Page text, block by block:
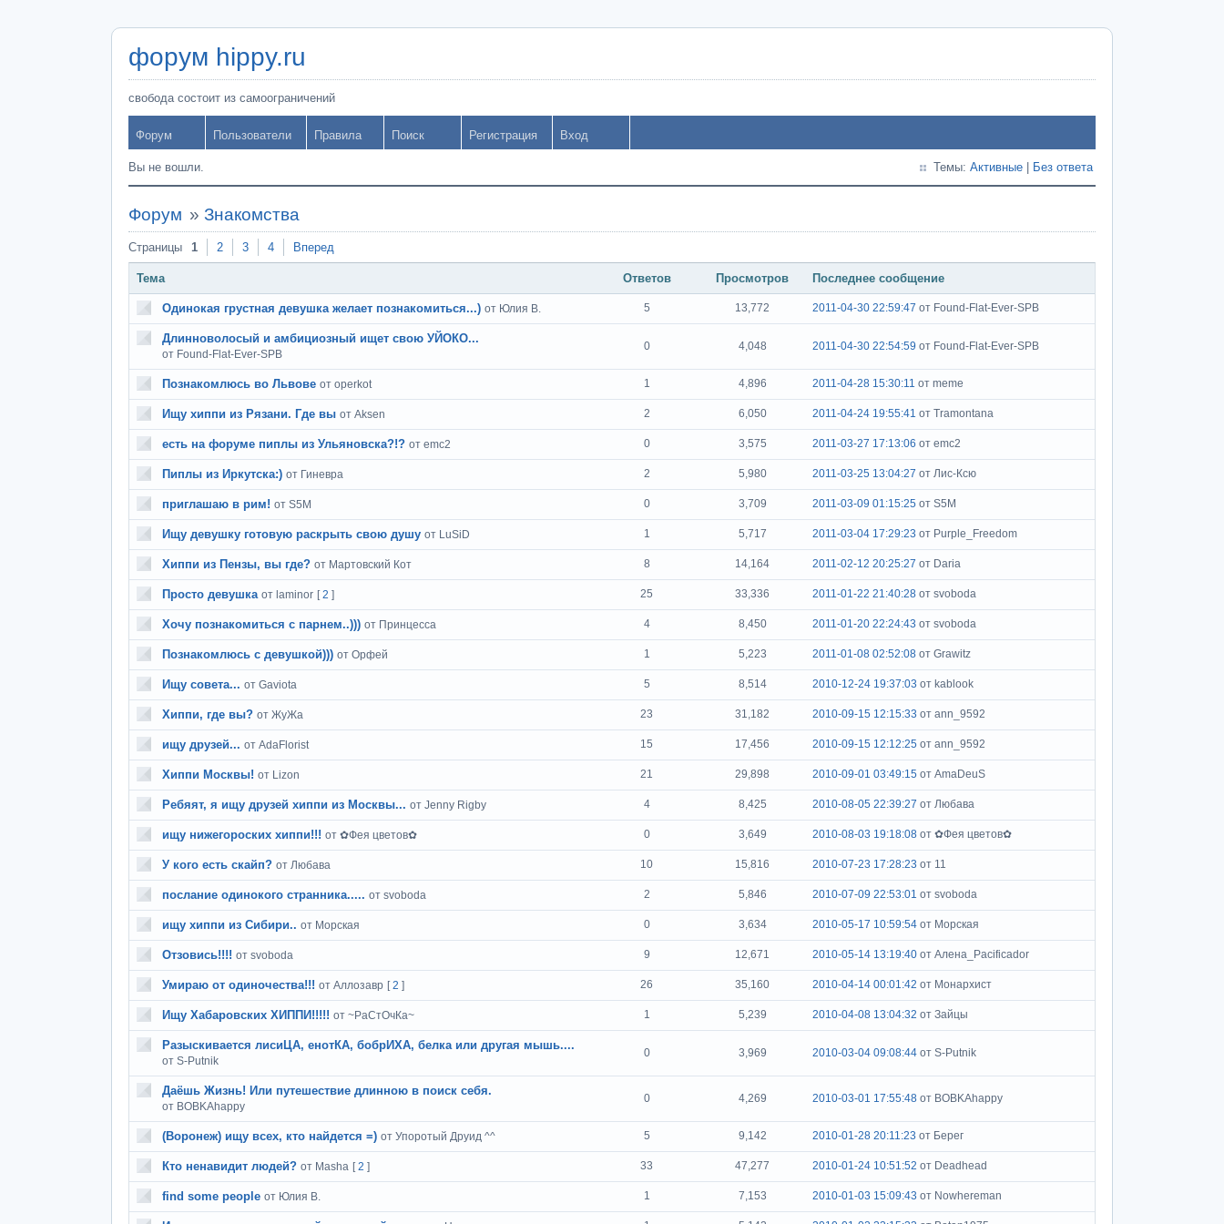
форум hippy.ru
свобода состоит из самоограничений
Форум Пользователи Правила Поиск Регистрация Вход
Вы не вошли. Темы: Активные Без ответа
Форум » Знакомства
Страницы 1 2 3 4 Вперед
Тема Ответов Просмотров Последнее сообщение
Одинокая грустная девушка желает познакомиться...) от Юлия В. 5 13,772 2011-04-30 22:59:47 от Found-Flat-Ever-SPB
Длинноволосый и амбициозный ищет свою УЙОКО...
от Found-Flat-Ever-SPB
0 4,048 2011-04-30 22:54:59 от Found-Flat-Ever-SPB
Познакомлюсь во Львове от operkot 1 4,896 2011-04-28 15:30:11 от meme
Ищу хиппи из Рязани. Где вы от Aksen 2 6,050 2011-04-24 19:55:41 от Tramontana
есть на форуме пиплы из Ульяновска?!? от emc2 0 3,575 2011-03-27 17:13:06 от emc2
Пиплы из Иркутска:) от Гиневра 2 5,980 2011-03-25 13:04:27 от Лис-Ксю
приглашаю в рим! от S5M 0 3,709 2011-03-09 01:15:25 от S5M
Ищу девушку готовую раскрыть свою душу от LuSiD 1 5,717 2011-03-04 17:29:23 от Purple_Freedom
Хиппи из Пензы, вы где? от Мартовский Кот 8 14,164 2011-02-12 20:25:27 от Daria
Просто девушка от laminor [2 ] 25 33,336 2011-01-22 21:40:28 от svoboda
Хочу познакомиться с парнем..))) от Принцесса 4 8,450 2011-01-20 22:24:43 от svoboda
Познакомлюсь с девушкой))) от Орфей 1 5,223 2011-01-08 02:52:08 от Grawitz
Ищу совета... от Gaviota 5 8,514 2010-12-24 19:37:03 от kablook
Хиппи, где вы? от ЖуЖа 23 31,182 2010-09-15 12:15:33 от ann_9592
ищу друзей... от AdaFlorist 15 17,456 2010-09-15 12:12:25 от ann_9592
Хиппи Москвы! от Lizon 21 29,898 2010-09-01 03:49:15 от AmaDeuS
Ребяят, я ищу друзей хиппи из Москвы... от Jenny Rigby 4 8,425 2010-08-05 22:39:27 от Любава
ищу нижегороских хиппи!!! от ✿Фея цветов✿ 0 3,649 2010-08-03 19:18:08 от ✿Фея цветов✿
У кого есть скайп? от Любава 10 15,816 2010-07-23 17:28:23 от 11
послание одинокого странника..... от svoboda 2 5,846 2010-07-09 22:53:01 от svoboda
ищу хиппи из Сибири.. от Морская 0 3,634 2010-05-17 10:59:54 от Морская
Отзовись!!!! от svoboda 9 12,671 2010-05-14 13:19:40 от Алена_Pacificador
Умираю от одиночества!!! от Аллозавр [2 ] 26 35,160 2010-04-14 00:01:42 от Монархист
Ищу Хабаровских ХИППИ!!!!! от ~РаСтОчКа~ 1 5,239 2010-04-08 13:04:32 от Зайцы
Разыскивается лисиЦА, енотКА, бобрИХА, белка или другая мышь....
от S-Putnik
0 3,969 2010-03-04 09:08:44 от S-Putnik
Даёшь Жизнь! Или путешествие длинною в поиск себя.
от BOBKAhappy
0 4,269 2010-03-01 17:55:48 от BOBKAhappy
(Воронеж) ищу всех, кто найдется =) от Упоротый Друид ^^ 5 9,142 2010-01-28 20:11:23 от Берег
Кто ненавидит людей? от Masha [2 ] 33 47,277 2010-01-24 10:51:52 от Deadhead
find some people от Юлия В. 1 7,153 2010-01-03 15:09:43 от Nowhereman